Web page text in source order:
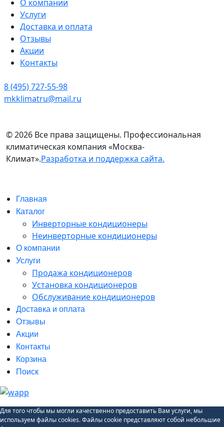
О компании
Услуги
Доставка и оплата
Отзывы
Акции
Контакты
8 (495) 727-55-98
mkklimatru@mail.ru
© 2026 Все права защищены. Профессиональная
климатическая компания «Москва-
Климат».Разработка и поддержка сайта.
Главная
Каталог
Инверторные кондиционеры
Неинверторные кондиционеры
О компании
Услуги
Продажа кондиционеров
Установка кондиционеров
Обслуживание кондиционеров
Доставка и оплата
Отзывы
Акции
Контакты
Корзина
Поиск
Для того чтобы мы могли качественно предоставить Вам услуги, мы
используем файлы cookies. Файлы cookie представляют собой небольшие